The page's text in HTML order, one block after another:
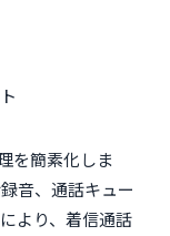
を簡素化しま
音、通話キュー
より、着信通​​話